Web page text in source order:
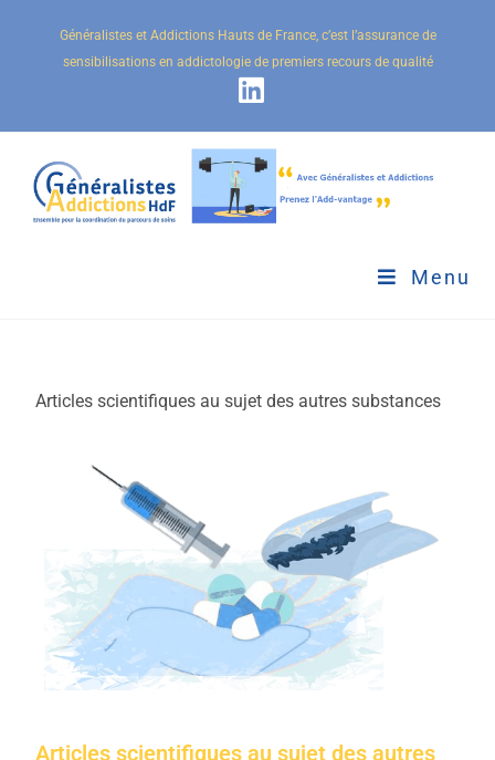
Généralistes et Addictions Hauts de France, c’est l’assurance de
sensibilisations en addictologie de premiers recours de qualité
Menu
Articles scientifiques au sujet des autres substances
Articles scientifiques au sujet des autres